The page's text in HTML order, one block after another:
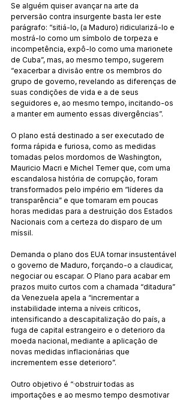
Se alguém quiser avançar na arte da
perversão contra insurgente basta ler este
parágrafo: “sitiá-lo, (a Maduro) ridicularizá-lo e
mostrá-lo como um símbolo de torpeza e
incompetência, expô-lo como uma marionete
de Cuba”, mas, ao mesmo tempo, sugerem
“exacerbar a divisão entre os membros do
grupo de governo, revelando as diferenças de
suas condições de vida e a de seus
seguidores e, ao mesmo tempo, incitando-os
a manter em aumento essas divergências”.
O plano está destinado a ser executado de
forma rápida e furiosa, como as medidas
tomadas pelos mordomos de Washington,
Mauricio Macri e Michel Temer que, com uma
escandalosa história de corrupção, foram
transformados pelo império em “líderes da
transparência” e que tomaram em poucas
horas medidas para a destruição dos Estados
Nacionais com a certeza do disparo de um
míssil.
Demanda o plano dos EUA tornar insustentável
o governo de Maduro, forçando-o a claudicar,
negociar ou escapar. O Plano para acabar em
prazos muito curtos com a chamada “ditadura”
da Venezuela apela a “incrementar a
instabilidade interna a níveis críticos,
intensificando a descapitalização do país, a
fuga de capital estrangeiro e o deterioro da
moeda nacional, mediante a aplicação de
novas medidas inflacionárias que
incrementem esse deterioro”.
Outro objetivo é “·obstruir todas as
importações e ao mesmo tempo desmotivar